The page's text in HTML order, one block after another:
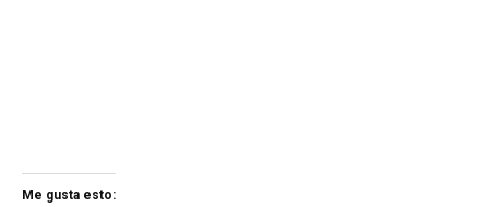
Me gusta esto: